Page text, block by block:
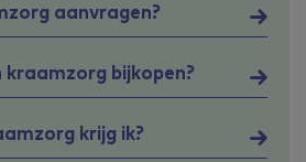
aanvragen?
kraamzorg bijkopen?
krijg ik?